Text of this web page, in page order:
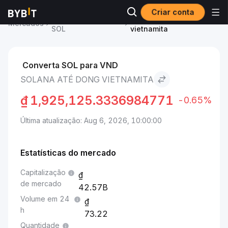
Criar conta
Mercados
SOL
Solana to Dong
vietnamita
Converta SOL para VND
SOLANA ATÉ DONG VIETNAMITA
₫ 1,925,125.3336984771 -0.65%
Última atualização: Aug 6, 2026, 10:00:00
Estatísticas do mercado
Capitalização
de mercado
42.57B
Volume em 24
h
73.22
Quantidade